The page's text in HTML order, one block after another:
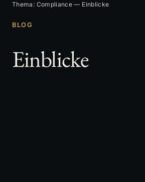
Thema: Compliance — Einblicke
BLOG
Einblicke